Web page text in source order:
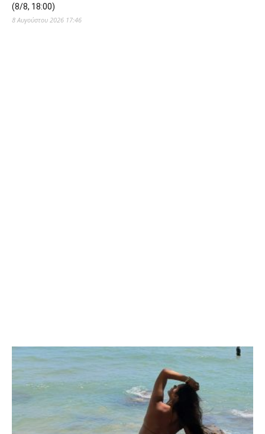
(8/8, 18:00)
8 Αυγούστου 2026 17:46